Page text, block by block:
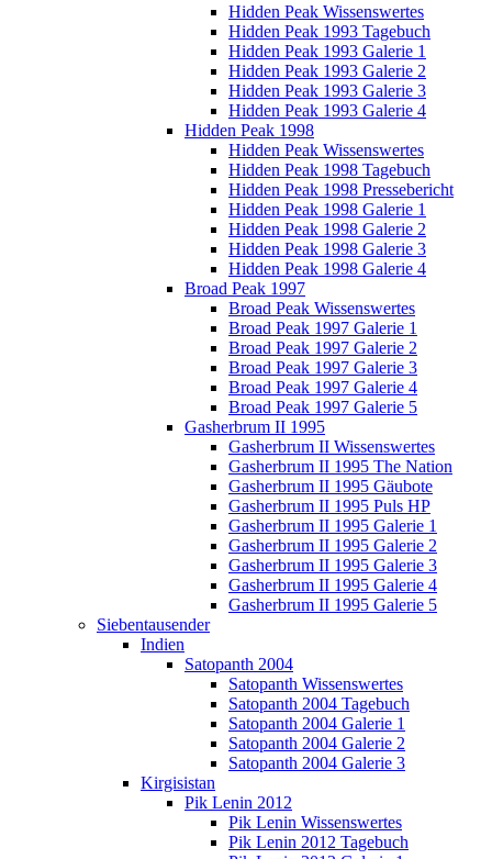
Hidden Peak Wissenswertes
Hidden Peak 1993 Tagebuch
Hidden Peak 1993 Galerie 1
Hidden Peak 1993 Galerie 2
Hidden Peak 1993 Galerie 3
Hidden Peak 1993 Galerie 4
Hidden Peak 1998
Hidden Peak Wissenswertes
Hidden Peak 1998 Tagebuch
Hidden Peak 1998 Pressebericht
Hidden Peak 1998 Galerie 1
Hidden Peak 1998 Galerie 2
Hidden Peak 1998 Galerie 3
Hidden Peak 1998 Galerie 4
Broad Peak 1997
Broad Peak Wissenswertes
Broad Peak 1997 Galerie 1
Broad Peak 1997 Galerie 2
Broad Peak 1997 Galerie 3
Broad Peak 1997 Galerie 4
Broad Peak 1997 Galerie 5
Gasherbrum II 1995
Gasherbrum II Wissenswertes
Gasherbrum II 1995 The Nation
Gasherbrum II 1995 Gäubote
Gasherbrum II 1995 Puls HP
Gasherbrum II 1995 Galerie 1
Gasherbrum II 1995 Galerie 2
Gasherbrum II 1995 Galerie 3
Gasherbrum II 1995 Galerie 4
Gasherbrum II 1995 Galerie 5
Siebentausender
Indien
Satopanth 2004
Satopanth Wissenswertes
Satopanth 2004 Tagebuch
Satopanth 2004 Galerie 1
Satopanth 2004 Galerie 2
Satopanth 2004 Galerie 3
Kirgisistan
Pik Lenin 2012
Pik Lenin Wissenswertes
Pik Lenin 2012 Tagebuch